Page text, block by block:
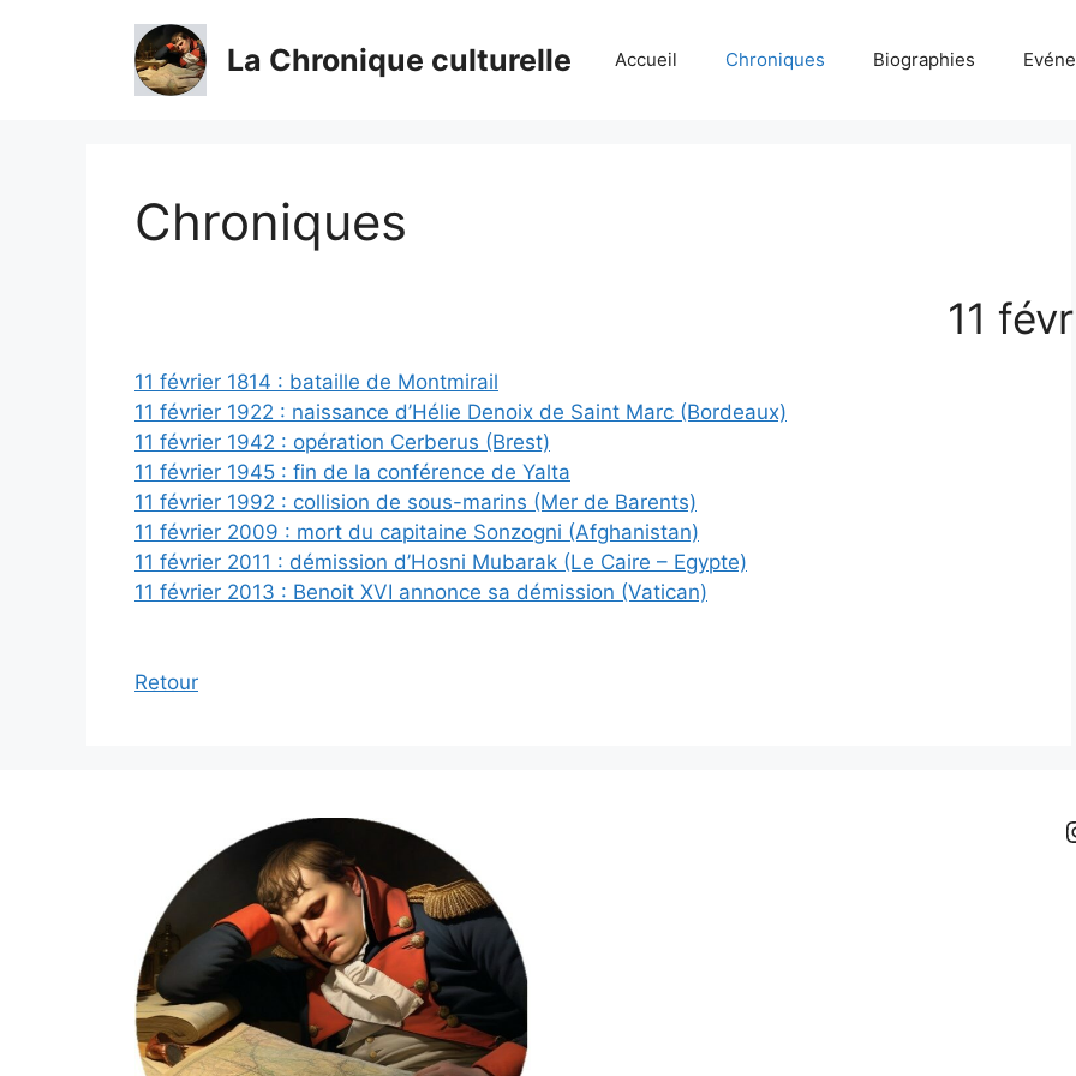
La Chronique culturelle Accueil Chroniques Biographies
Chroniques
11
11 février 1814 : bataille de Montmirail
11 février 1922 : naissance d’Hélie Denoix de Saint Marc (Bordeaux)
11 février 1942 : opération Cerberus (Brest)
11 février 1945 : fin de la conférence de Yalta
11 février 1992 : collision de sous-marins (Mer de Barents)
11 février 2009 : mort du capitaine Sonzogni (Afghanistan)
11 février 2011 : démission d’Hosni Mubarak (Le Caire – Egypte)
11 février 2013 : Benoit XVI annonce sa démission (Vatican)
Retour